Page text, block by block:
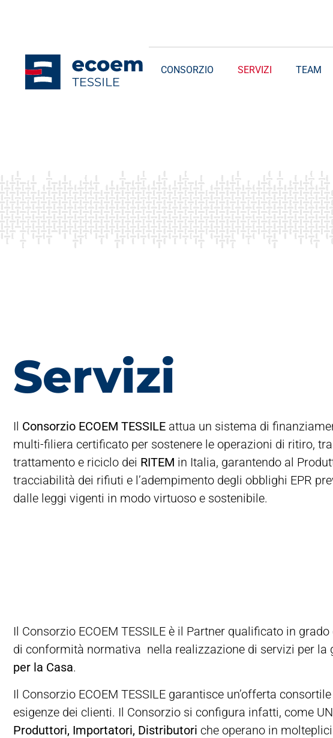
CONSORZIO SERVIZI TEAM
Servizi
Il Consorzio ECOEM TESSILE attua un sistema di
multi-filiera certificato per sostenere le operazioni di ritiro,
trattamento e riciclo dei RITEM in Italia, garantendo al
tracciabilità dei rifiuti e l’adempimento degli obblighi EPR
dalle leggi vigenti in modo virtuoso e sostenibile.
Il Consorzio ECOEM TESSILE è il Partner qualificato in
di conformità normativa nella realizzazione di servizi per la
per la Casa.
Il Consorzio ECOEM TESSILE garantisce un’offerta
esigenze dei clienti. Il Consorzio si configura infatti, come
Produttori, Importatori, Distributori che operano in